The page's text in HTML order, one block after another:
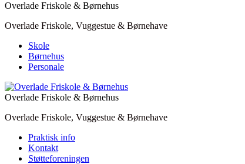
Overlade Friskole & Børnehus
Overlade Friskole, Vuggestue & Børnehave
Skole
Børnehus
Personale
Overlade Friskole & Børnehus
Overlade Friskole, Vuggestue & Børnehave
Praktisk info
Kontakt
Støtteforeningen